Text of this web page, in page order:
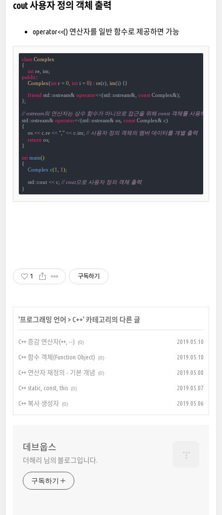
cout 사용자 정의 객체 출력
operator<<() 연산자를 일반 함수로 제공하면 가능
class Complex
{
int
public:
Complex(int r = 0 int i = 0) : re(r), im(i) {}
friend std::ostream& operator<<(std::ostream&, const Complex&);
};
// ostream의 연산자는 상수 함수가 아니므로 접근을 위해 const 객체를 사용하지 않
std::ostream& operator<<(std::ostream& os, const Complex& c)
{
    os << c.re <<
"," << c.im; // 사용자 정의 객체의 멤버 데이터를 개별 출력
return os;
}
int main()
{
Complex c(1 1);
    std::cout << c;
// cout으로 사용자 정의 객체 출력
}
1 구독하기
'프로그래밍 언어 >C++' 카테고리의 다른 글
C++ 증감 연산자(++, --) (0) 2019.05.10
C++ 함수 객체(Function Object) (0) 2019.05.10
C++ 연산자 재정의 - 기본 개념 (0) 2019.05.08
C++ static, const, this (0) 2019.05.07
C++ 복사 생성자 (0) 2019.05.06
데브웁스
더해리 님의 블로그입니다.
구독하기